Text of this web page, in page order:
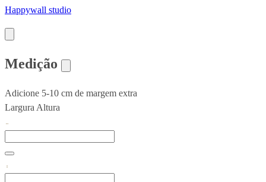
Happywall studio
Medição
Adicione 5-10 cm de margem extra
Largura Altura